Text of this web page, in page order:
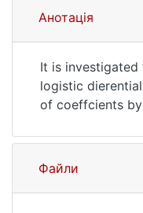
Mathematics.
10.17721/1812-
Анотація
It is investigated
logistic
of coeffcients
of equation are
but do not
Файли